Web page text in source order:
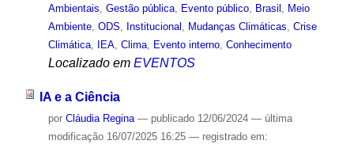
Ambientais, Gestão pública, Evento público, Brasil , Meio
Ambiente, ODS, Institucional , Mudanças Climáticas, Crise
Climática, IEA, Clima, Evento interno, Conhecimento
Localizado em EVENTOS
IA e a Ciência
por Cláudia Regina — publicado12/06/2024 — última
modificação16/07/2025 16:25 — registrado em: